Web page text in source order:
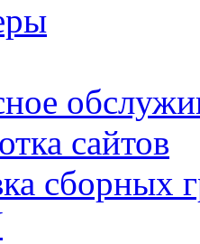
сайтов
сборных